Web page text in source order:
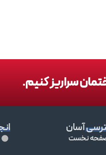
سراریز کنیم.
آسان
نخست